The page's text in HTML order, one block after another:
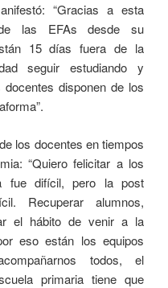
“Gracias a esta
las EFAs desde su
15 días fuera de la
seguir estudiando y
disponen de los
los docentes en tiempos
“Quiero felicitar a los
fue difícil, pero la post
Recuperar alumnos,
el hábito de venir a la
eso están los equipos
todos, el
primaria tiene que